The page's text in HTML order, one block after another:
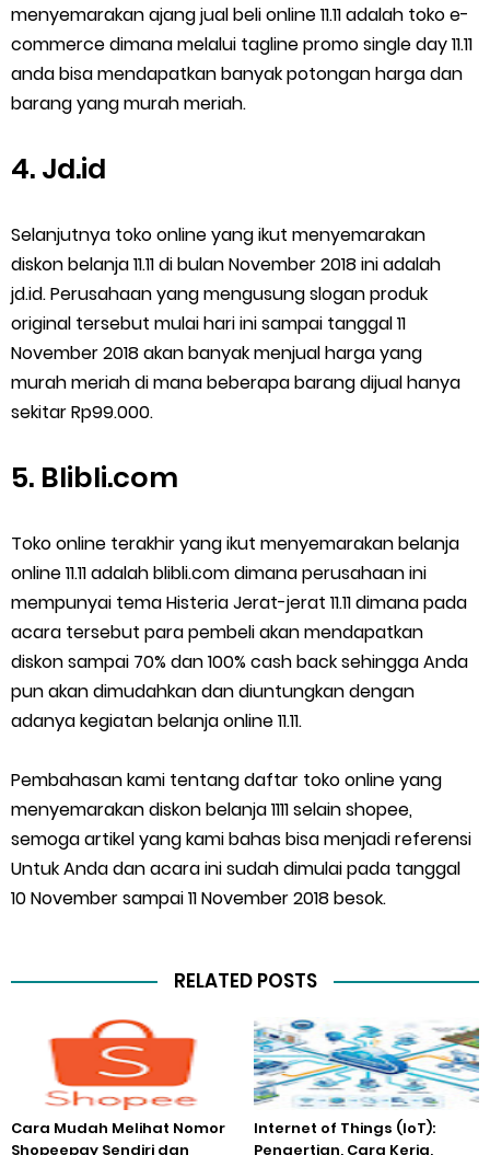
menyemarakan ajang jual beli online 11.11 adalah toko e-
commerce dimana melalui tagline promo single day 11.11
anda bisa mendapatkan banyak potongan harga dan
barang yang murah meriah.
4. Jd.id
Selanjutnya toko online yang ikut menyemarakan
diskon belanja 11.11 di bulan November 2018 ini adalah
jd.id. Perusahaan yang mengusung slogan produk
original tersebut mulai hari ini sampai tanggal 11
November 2018 akan banyak menjual harga yang
murah meriah di mana beberapa barang dijual hanya
sekitar Rp99.000.
5. Blibli.com
Toko online terakhir yang ikut menyemarakan belanja
online 11.11 adalah blibli.com dimana perusahaan ini
mempunyai tema Histeria Jerat-jerat 11.11 dimana pada
acara tersebut para pembeli akan mendapatkan
diskon sampai 70% dan 100% cash back sehingga Anda
pun akan dimudahkan dan diuntungkan dengan
adanya kegiatan belanja online 11.11.
Pembahasan kami tentang daftar toko online yang
menyemarakan diskon belanja 1111 selain shopee,
semoga artikel yang kami bahas bisa menjadi referensi
Untuk Anda dan acara ini sudah dimulai pada tanggal
10 November sampai 11 November 2018 besok.
RELATED POSTS
Cara Mudah Melihat Nomor
Shopeepay Sendiri dan
Internet of Things (IoT):
Pengertian, Cara Kerja,